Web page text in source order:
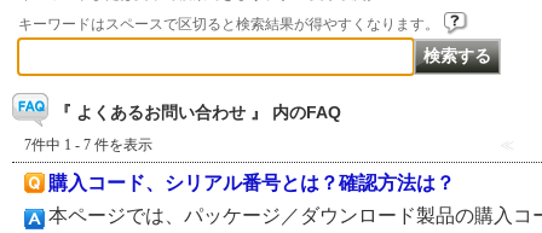
キーワードはスペースで区切ると検索結果が得やすくなります。
『 よくあるお問い合わせ 』 内のFAQ
7件中 1 - 7 件を表示 ≪
購入コード、シリアル番号とは？確認方法は？
本ページでは、パッケージ／ダウンロード製品の購入